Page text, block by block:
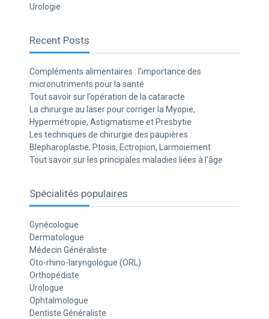
Urologie
Recent Posts
Compléments alimentaires : l’importance des
micronutriments pour la santé
Tout savoir sur l’opération de la cataracte
La chirurgie au laser pour corriger la Myopie,
Hypermétropie, Astigmatisme et Presbytie
Les techniques de chirurgie des paupières :
Blepharoplastie, Ptosis, Ectropion, Larmoiement
Tout savoir sur les principales maladies liées à l’âge
Spécialités populaires
Gynécologue
Dermatologue
Médecin Généraliste
Oto-rhino-laryngologue (ORL)
Orthopédiste
Urologue
Ophtalmologue
Dentiste Généraliste